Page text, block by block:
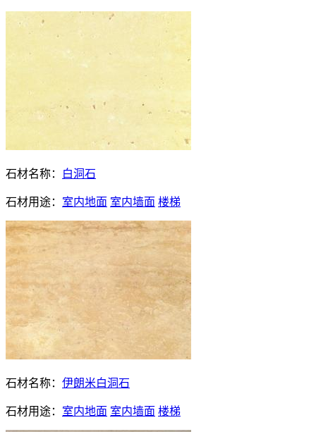
石材名称： 白洞石
石材用途： 室内地面 室内墙面 楼梯
石材名称： 伊朗米白洞石
石材用途： 室内地面 室内墙面 楼梯